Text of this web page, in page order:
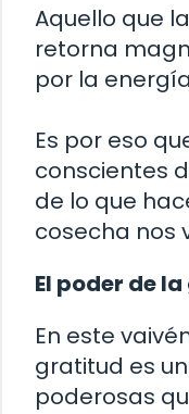
Aquello que
retorna
por la
Es por eso
conscientes
de lo que
cosecha nos
El poder de
En este
gratitud es
poderosas